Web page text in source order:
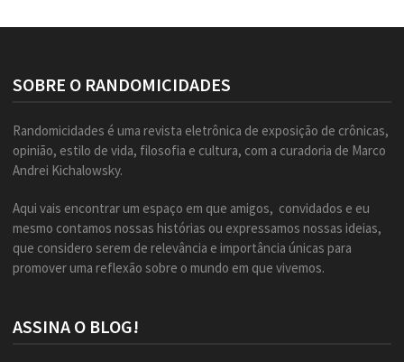
SOBRE O RANDOMICIDADES
Randomicidades é uma revista eletrônica de exposição de crônicas,
opinião, estilo de vida, filosofia e cultura, com a curadoria de Marco
Andrei Kichalowsky.
Aqui vais encontrar um espaço em que amigos, convidados e eu
mesmo contamos nossas histórias ou expressamos nossas ideias,
que considero serem de relevância e importância únicas para
promover uma reflexão sobre o mundo em que vivemos.
ASSINA O BLOG!